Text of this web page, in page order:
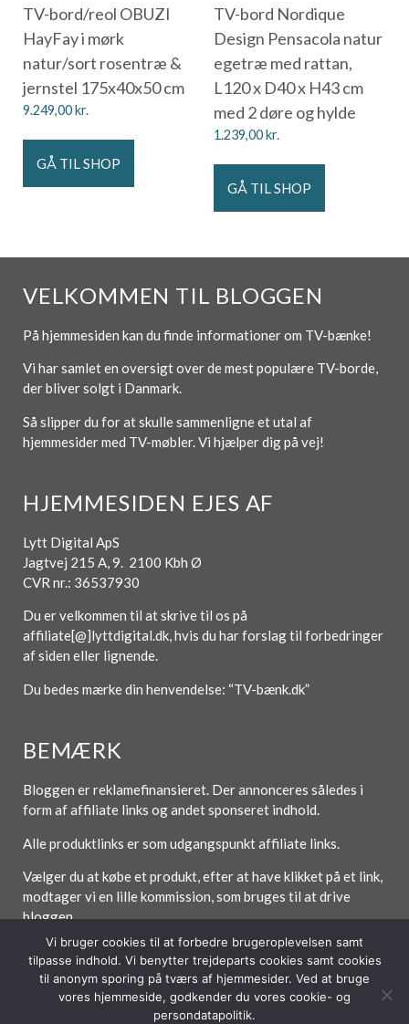
TV-bord/reol OBUZI
HayFay i mørk
natur/sort rosentræ &
jernstel 175x40x50 cm
9.249,00kr.
GÅ TIL SHOP
TV-bord Nordique
Design Pensacola natur
egetræ med rattan,
L120 x D40 x H43 cm
med 2 døre og hylde
1.239,00kr.
GÅ TIL SHOP
VELKOMMEN TIL BLOGGEN
På hjemmesiden kan du finde informationer om TV-bænke!
Vi har samlet en oversigt over de mest populære TV-borde,
der bliver solgt i Danmark.
Så slipper du for at skulle sammenligne et utal af
hjemmesider med TV-møbler. Vi hjælper dig på vej!
HJEMMESIDEN EJES AF
Lytt Digital ApS
Jagtvej 215 A, 9. 2100 Kbh Ø
CVR nr.: 36537930
Du er velkommen til at skrive til os på
affiliate[@]lyttdigital.dk, hvis du har forslag til forbedringer
af siden eller lignende.
Du bedes mærke din henvendelse: “TV-bænk.dk”
BEMÆRK
Bloggen er reklamefinansieret. Der annonceres således i
form af affiliate links og andet sponseret indhold.
Alle produktlinks er som udgangspunkt affiliate links.
Vælger du at købe et produkt, efter at have klikket på et link,
modtager vi en lille kommission, som bruges til at drive
bloggen.
Forside Om / Kontakt Betingelser
Vi bruger cookies til at forbedre brugeroplevelsen samt
tilpasse indhold. Vi benytter trejdeparts cookies samt cookies
til anonym sporing på tværs af hjemmesider. Ved at bruge
vores hjemmeside, godkender du vores cookie- og
persondatapolitik.